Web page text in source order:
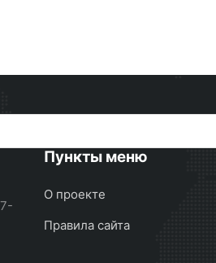
Пункты меню
О проекте
Правила сайта